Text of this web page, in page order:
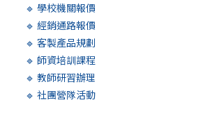
🔹 學校機關報價
🔹 經銷通路報價
🔹 客製產品規劃
🔹 師資培訓課程
🔹 教師研習辦理
🔹 社團營隊活動